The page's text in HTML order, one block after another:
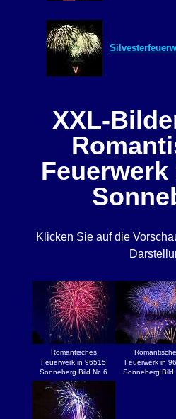
XXL-
Feuerwerk
Klicken Sie auf die
Romantisches
Feuerwerk in 96515
Sonneberg Bild Nr. 6
Feuerwerk in
Sonneberg Bild